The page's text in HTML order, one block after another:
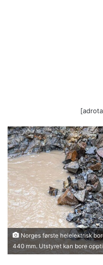
Norges første helelektrisk
440 mm. Utstyret kan bore